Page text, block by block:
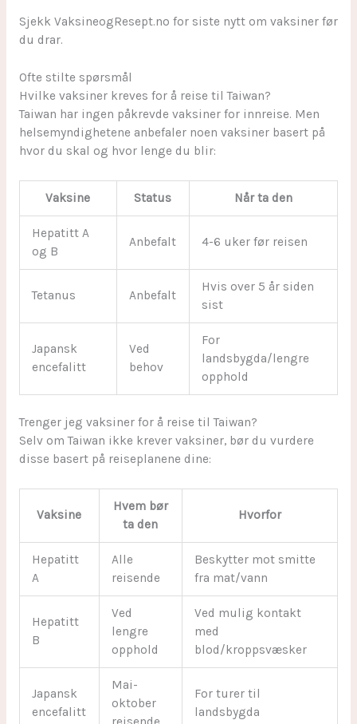
Sjekk VaksineogResept.no for siste nytt om vaksiner før
du drar.
Ofte stilte spørsmål
Hvilke vaksiner kreves for å reise til Taiwan?
Taiwan har ingen påkrevde vaksiner for innreise. Men
helsemyndighetene anbefaler noen vaksiner basert på
hvor du skal og hvor lenge du blir:
Vaksine Status Når ta den
Hepatitt A
og B
Anbefalt 4-6 uker før reisen
Tetanus Anbefalt
Hvis over 5 år siden
sist
Japansk
encefalitt
Ved
behov
For
landsbygda/lengre
opphold
Trenger jeg vaksiner for å reise til Taiwan?
Selv om Taiwan ikke krever vaksiner, bør du vurdere
disse basert på reiseplanene dine:
Vaksine
Hvem bør
ta den
Hvorfor
Hepatitt
A
Alle
reisende
Beskytter mot smitte
fra mat/vann
Hepatitt
B
Ved
lengre
opphold
Ved mulig kontakt
med
blod/kroppsvæsker
Japansk
encefalitt
Mai-
oktober
For turer til
landsbygda